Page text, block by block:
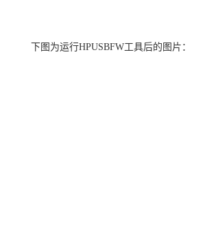
下图为运行HPUSBFW工具后的图片：